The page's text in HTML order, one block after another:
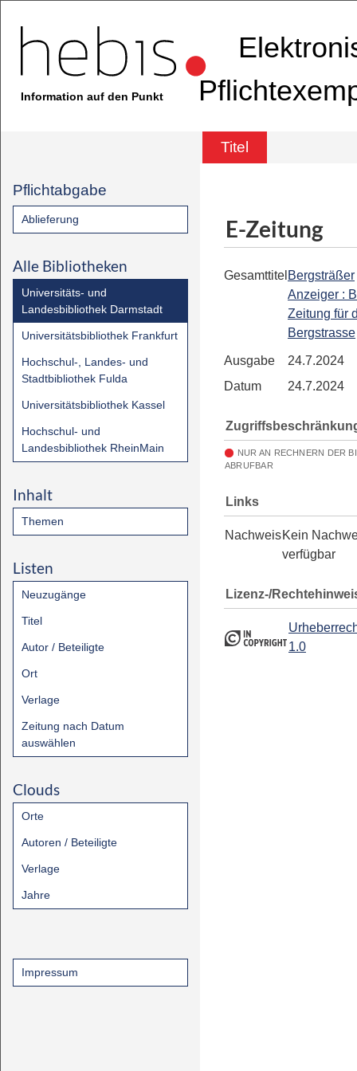
Information auf den Punkt
Titel
Pflichtabgabe
Ablieferung
Alle Bibliotheken
Universitäts- und
Landesbibliothek Darmstadt
Universitätsbibliothek Frankfurt
Hochschul-, Landes- und
Stadtbibliothek Fulda
Universitätsbibliothek Kassel
Hochschul- und
Landesbibliothek RheinMain
Inhalt
Themen
Listen
Neuzugänge
Titel
Autor / Beteiligte
Ort
Verlage
Zeitung nach Datum
auswählen
Clouds
Orte
Autoren / Beteiligte
Verlage
Jahre
Impressum
E-Zeitung
Gesamttitel Bergsträßer
Anzeiger :
Zeitung für
Bergstrasse
Ausgabe
24.7.2024
Datum
24.7.2024
NUR AN RECHNERN DER
ABRUFBAR
Links
NachweisKein
verfügbar
Lizenz-/
1.0